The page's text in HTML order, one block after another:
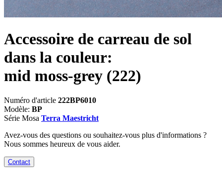
Accessoire de carreau de sol
dans la couleur:
mid moss-grey (222)
Numéro d'article 222BP6010
Modèle: BP
Série Mosa Terra Maestricht
Avez-vous des questions ou souhaitez-vous plus d'informations ?
Nous sommes heureux de vous aider.
Contact